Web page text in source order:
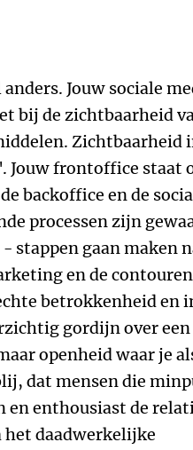
Jouw sociale
bij de zichtbaarheid
Zichtbaarheid
Jouw frontoffice staat
backoffice en de
processen zijn
stappen gaan maken
en de
betrokkenheid en
gordijn over een
openheid waar je
dat mensen die
enthousiast de
het daadwerkelijke